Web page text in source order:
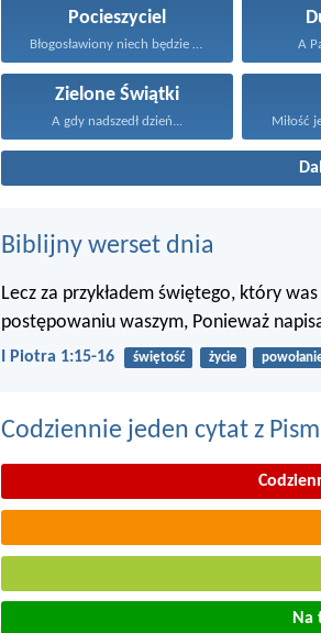
Pocieszyciel
Błogosławiony niech będzie Bóg... A
Zielone Świątki
A gdy nadszedł dzień... Miłość
Biblijny werset dnia
Lecz za przykładem świętego, który
postępowaniu waszym, Ponieważ
I Piotra 1:15-16 świętość życie
Codziennie jeden cytat z
Na